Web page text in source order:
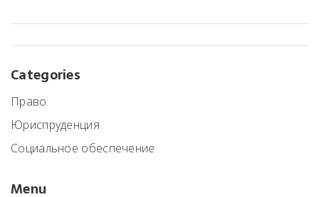
Categories
Право
Юриспруденция
Социальное обеспечение
Menu